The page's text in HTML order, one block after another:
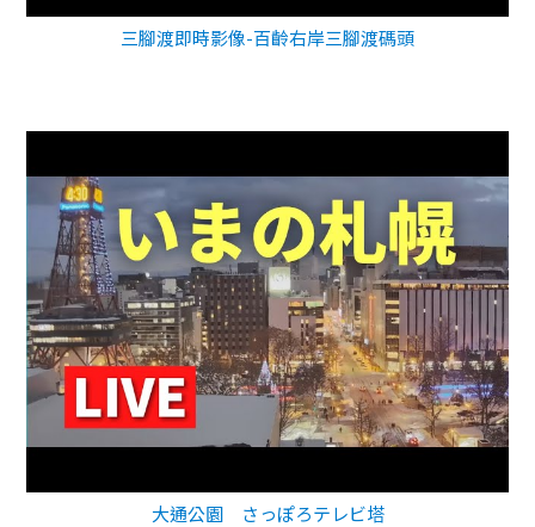
三腳渡即時影像-百齡右岸三腳渡碼頭
大通公園 さっぽろテレビ塔